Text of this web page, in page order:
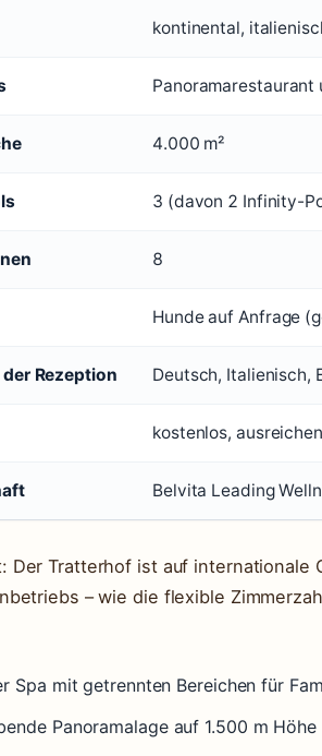
kontinental,
Panoramarestaurant
4.000 m²
3 (davon 2 Infinity-
8
Hunde auf Anfrage
Rezeption Deutsch, Italienisch,
kostenlos,
Belvita Leading
Der Tratterhof ist auf internationale
– wie die flexible
Spa mit getrennten Bereichen für
Panoramalage auf 1.500 m Höhe